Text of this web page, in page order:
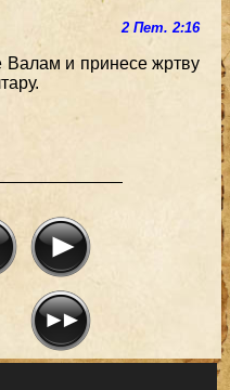
2 Пет. 2:16
Валам и принесе жртву